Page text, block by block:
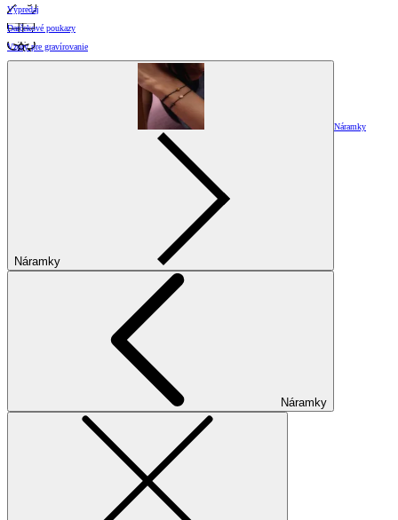
Výpredaj
Darčekové poukazy
Vzory pre gravírovanie
Náramky
Náramky
Náramky